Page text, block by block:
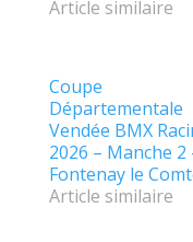
Article similaire
Coupe
Départementale
Vendée BMX
2026 – Manche 2
Fontenay le
Article similaire